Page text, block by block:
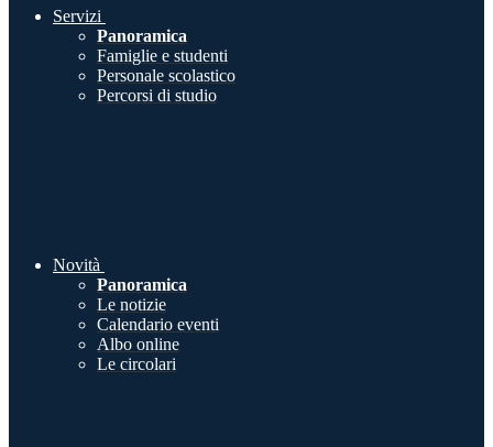
Servizi
Panoramica
Famiglie e studenti
Personale scolastico
Percorsi di studio
Novità
Panoramica
Le notizie
Calendario eventi
Albo online
Le circolari